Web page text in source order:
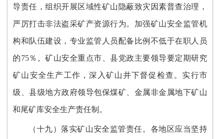
导责任，组织开展区域性矿山隐蔽致灾因素普查治理，
严厉打击非法盗采矿产资源行为。加强矿山安全监管机
构和队伍建设，专业监管人员配备比例不低于在职人员
的75％。矿山安全重点市、县党政主要领导要定期研究
矿山安全生产工作，深入矿山井下督促检查。实行市
级、县级地方政府领导包保煤矿、金属非金属地下矿山
和尾矿库安全生产责任制。
（十九）落实矿山安全监管责任。各地区应当坚持